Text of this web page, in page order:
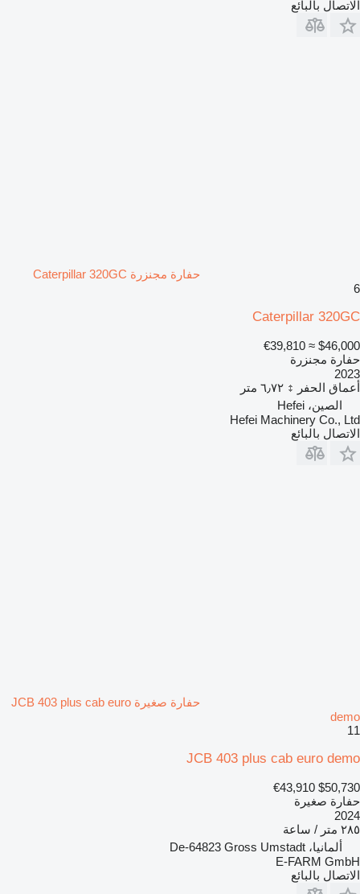
الاتصال بالبائع
حفارة مجنزرة Caterpillar 320GC
6
Caterpillar 320GC
$46,000
≈ €39,810
حفارة مجنزرة
2023
أعماق الحفر
٦٫٧٢ متر
الصين، Hefei
Hefei Machinery Co., Ltd
الاتصال بالبائع
حفارة صغيرة JCB 403 plus cab euro
demo
11
JCB 403 plus cab euro demo
$50,730
€43,910
حفارة صغيرة
2024
٢٨٥ متر / ساعة
ألمانيا، De-64823 Gross Umstadt
E-FARM GmbH
الاتصال بالبائع